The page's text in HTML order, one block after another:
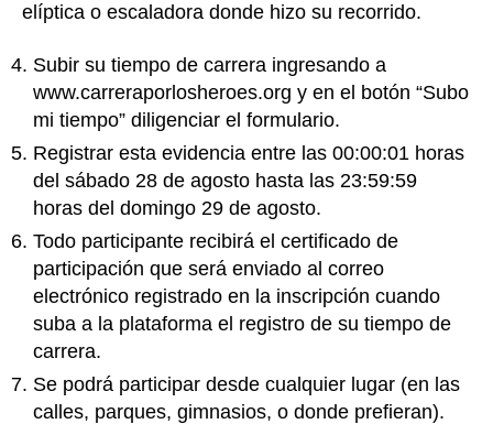
elíptica o escaladora donde hizo su recorrido.
Subir su tiempo de carrera ingresando a
www.carreraporlosheroes.org y en el botón “Subo
mi tiempo” diligenciar el formulario.
Registrar esta evidencia entre las 00:00:01 horas
del sábado 28 de agosto hasta las 23:59:59
horas del domingo 29 de agosto.
Todo participante recibirá el certificado de
participación que será enviado al correo
electrónico registrado en la inscripción cuando
suba a la plataforma el registro de su tiempo de
carrera.
Se podrá participar desde cualquier lugar (en las
calles, parques, gimnasios, o donde prefieran).